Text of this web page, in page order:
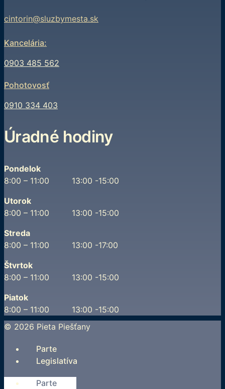
cintorin@sluzbymesta.sk
Kancelária:
0903 485 562
Pohotovosť
0910 334 403
Úradné hodiny
Pondelok
8:00 – 11:00 13:00 -15:00
Utorok
8:00 – 11:00 13:00 -15:00
Streda
8:00 – 11:00 13:00 -17:00
Štvrtok
8:00 – 11:00 13:00 -15:00
Piatok
8:00 – 11:00 13:00 -15:00
© 2026 Pieta Piešťany
Parte
Legislatíva
Parte